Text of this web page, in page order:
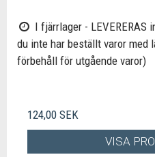
I fjärrlager - LEVERERAS
du inte har beställt varor med
förbehåll för utgående varor)
124,00 SEK
VISA